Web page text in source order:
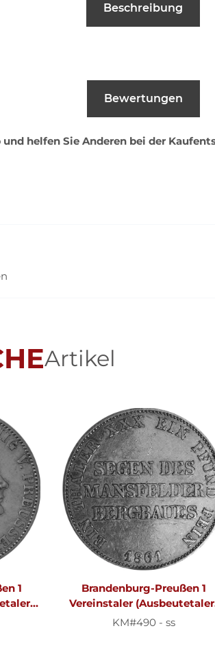
Beschreibung
Bewertungen
helfen Sie Anderen bei der
Artikel
1
Brandenburg-Preußen 1
Vereinstaler
1861 A - König Wilhelm I.
KM#490 - ss